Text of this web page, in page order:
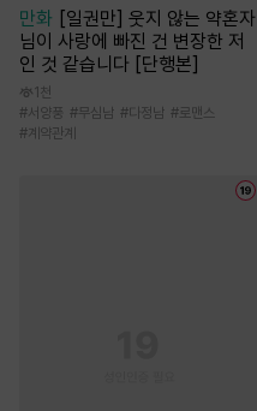
만화
[일권만] 웃지 않는 약혼자
님이 사랑에 빠진 건 변장한 저
인 것 같습니다 [단행본]
1천
#서양풍 #무심남 #다정남 #로맨스
# 계약관계